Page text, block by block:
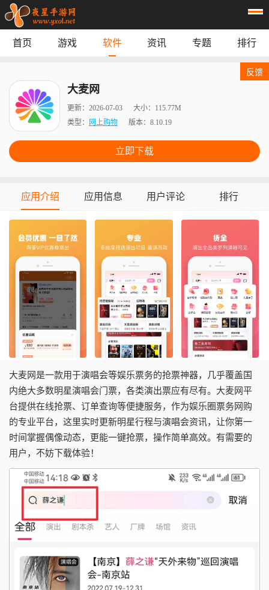
专题
首页 游戏 软件 资讯 专题 排行
大麦网
更新： 2026-07-03 大小： 115.77M
类型：
网上购物 版本： 8.10.19
立即下载
反馈
应用介绍 应用信息 用户评论 排行
大麦网是一款用于演唱会等娱乐票务的抢票神器，几乎覆盖国
内绝大多数明星演唱会门票，各类演出票应有尽有。大麦网平
台提供在线抢票、订单查询等便捷服务，作为娱乐圈票务网购
的专业平台，这里实时更新明星行程与演唱会资讯，让你第一
时间掌握偶像动态，更能一键抢票，操作简单高效。有需要的
用户，不妨下载体验！